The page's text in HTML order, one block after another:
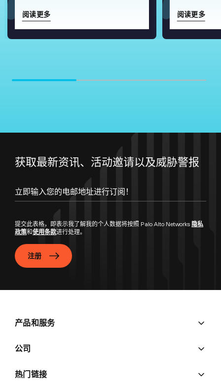
阅读更多 阅读更多
获取最新资讯、活动邀请以及威胁警报
提交此表格，即表示我了解我的个人数据将按照 Palo Alto Networks 隐私
政策和使用条款进行处理。
注册
产品和服务
公司
热门链接